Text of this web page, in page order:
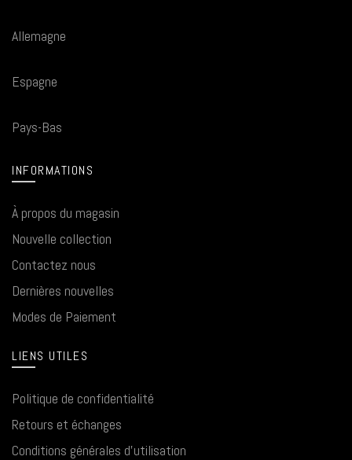
Allemagne
Espagne
Pays-Bas
INFORMATIONS
À propos du magasin
Nouvelle collection
Contactez nous
Dernières nouvelles
Modes de Paiement
LIENS UTILES
Politique de confidentialité
Retours et échanges
Conditions générales d'utilisation